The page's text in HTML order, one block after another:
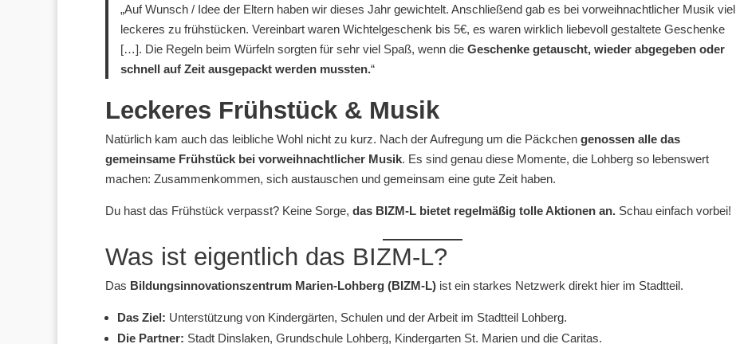
„Auf Wunsch / Idee der Eltern haben wir dieses Jahr gewichtelt. Anschließend gab es bei vorweihnachtlicher Musik viel
leckeres zu frühstücken. Vereinbart waren Wichtelgeschenk bis 5€, es waren wirklich liebevoll gestaltete Geschenke
[…]. Die Regeln beim Würfeln sorgten für sehr viel Spaß, wenn dieGeschenke getauscht, wieder abgegeben oder
schnell auf Zeit ausgepackt werden mussten.“
Leckeres Frühstück & Musik
Natürlich kam auch das leibliche Wohl nicht zu kurz. Nach der Aufregung um die Päckchen genossen alle das
gemeinsame Frühstück bei vorweihnachtlicher Musik. Es sind genau diese Momente, die Lohberg so lebenswert
machen: Zusammenkommen, sich austauschen und gemeinsam eine gute Zeit haben.
Du hast das Frühstück verpasst? Keine Sorge, das BIZM-L bietet regelmäßig tolle Aktionen an. Schau einfach vorbei!
Was ist eigentlich das BIZM-L?
Das Bildungsinnovationszentrum Marien-Lohberg (BIZM-L) ist ein starkes Netzwerk direkt hier im Stadtteil.
Das Ziel: Unterstützung von Kindergärten, Schulen und der Arbeit im Stadtteil Lohberg.
Die Partner: Stadt Dinslaken, Grundschule Lohberg, Kindergarten St. Marien und die Caritas.